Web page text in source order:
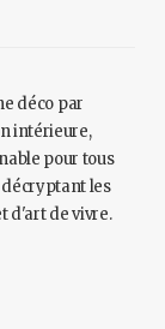
déco par
intérieure,
pour tous
les
d'art de vivre.